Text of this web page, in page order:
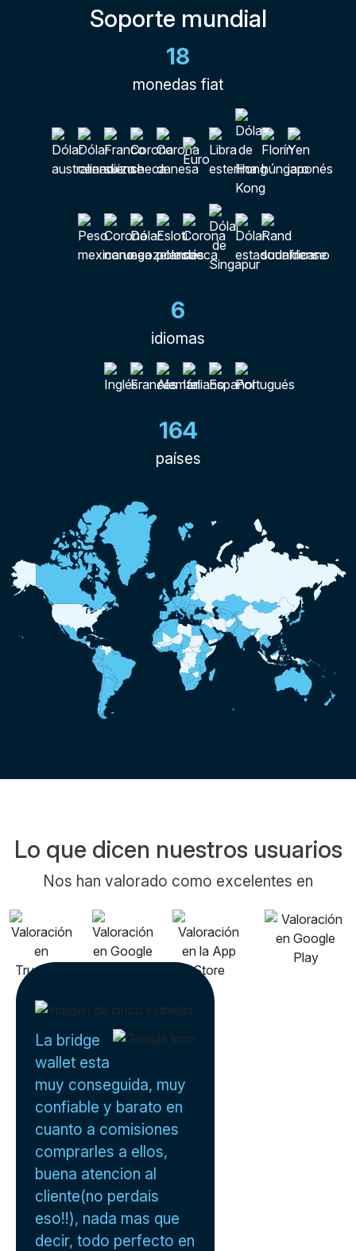
Soporte mundial
18
monedas fiat
6
idiomas
164
países
Lo que dicen nuestros usuarios
Nos han valorado como excelentes en
La bridge
wallet esta
muy conseguida, muy
confiable y barato en
cuanto a comisiones
comprarles a ellos,
buena atencion al
cliente(no perdais
eso!!), nada mas que
decir, todo perfecto en